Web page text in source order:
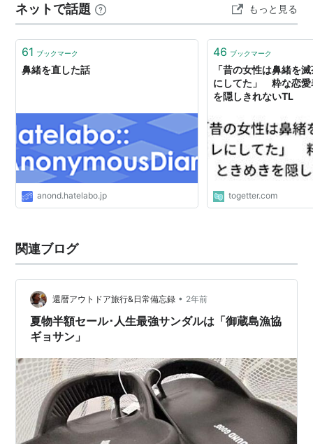
つ、部屋用のスリッパをはいています。 食糧品を買いに
行くスーパーの横に併設してある「無印良…
ネットで話題 もっと見る
61 ブックマーク
鼻緒を直した話
anond.hatelabo.jp
46 ブックマーク
「昔の女性は鼻緒を
にしてた」 粋な恋愛
を隠しきれないTL
togetter.com
関連ブログ
還暦アウトドア旅行&日常備忘録 • 2年前
夏物半額セール･人生最強サンダルは「御蔵島漁協
ギョサン」